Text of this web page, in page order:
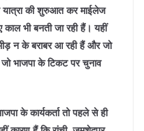
यात्रा की शुरुआत कर माईलेज
भी बनती जा रही हैं। यहीं
न के बराबर आ रही हैं और जो
जो भाजपा के टिकट पर चुनाव
के कार्यकर्ता तो पहले से ही